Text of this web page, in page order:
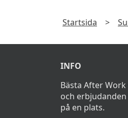
Startsida >
INFO
Bästa After
och
på en plats.